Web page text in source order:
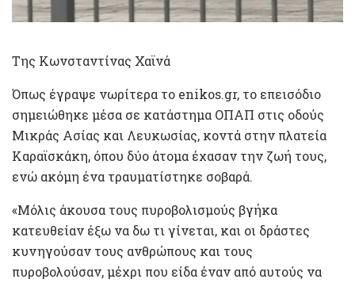
Της Κωνσταντίνας Χαϊνά
Όπως έγραψε νωρίτερα το enikos.gr, το επεισόδιο
σημειώθηκε μέσα σε κατάστημα ΟΠΑΠ στις οδούς
Μικράς Ασίας και Λευκωσίας, κοντά στην πλατεία
Καραϊσκάκη, όπου δύο άτομα έχασαν την ζωή τους,
ενώ ακόμη ένα τραυματίστηκε σοβαρά.
«Μόλις άκουσα τους πυροβολισμούς βγήκα
κατευθείαν έξω να δω τι γίνεται, και οι δράστες
κυνηγούσαν τους ανθρώπους και τους
πυροβολούσαν, μέχρι που είδα έναν από αυτούς να